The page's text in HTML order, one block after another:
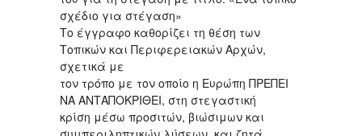
σχέδιο για στέγαση»
Το έγγραφο καθορίζει τη θέση των
Τοπικών και Περιφερειακών Αρχών,
σχετικά με
τον τρόπο με τον οποίο η Ευρώπη ΠΡΕΠΕΙ
ΝΑ ΑΝΤΑΠΟΚΡΙΘΕΙ, στη στεγαστική
κρίση μέσω προσιτών, βιώσιμων και